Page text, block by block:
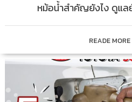
หม้อน้ำสำคัญยังไง ดูแล
READE MORE